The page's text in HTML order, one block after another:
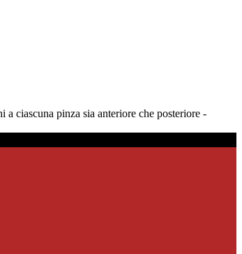
ciascuna pinza sia anteriore che posteriore -